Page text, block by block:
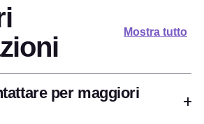
Mostra tutto
per maggiori